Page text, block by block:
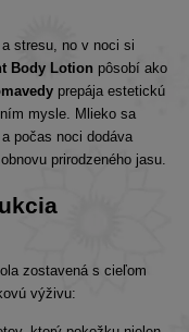
stresu, no v noci si
Body Lotion pôsobí ako
prepája estetickú
mysle. Mlieko sa
počas noci dodáva
prirodzeného jasu.
zostavená s cieľom
výživu: